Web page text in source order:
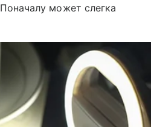
Поначалу может слегка